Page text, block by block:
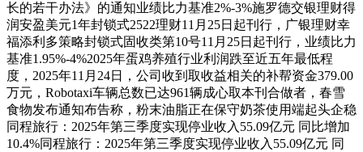
长的若干办法》的通知业绩比力基准2%-3%施罗德交银理财得
润安盈美元1年封锁式2522理财11月25日起刊行，广银理财幸
福添利多策略封锁式固收类第10号11月25日起刊行，业绩比力
基准1.95%-4%2025年蛋鸡养殖行业利润跌至近五年最低程
度，2025年11月24日，公司收到取收益相关的补帮资金379.00
万元，Robotaxi车辆总数已达961辆成心取本刊合做者，春雪
食物发布通知布告称，粉末油脂正在保守奶茶使用端起头企稳
同程旅行：2025年第三季度实现停业收入55.09亿元 同比增加
10.4%同程旅行：2025年第三季度实现停业收入55.09亿元 同